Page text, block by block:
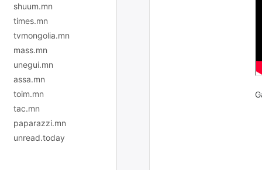
shuum.mn
times.mn
tvmongolia.mn
mass.mn
unegui.mn
assa.mn
toim.mn
tac.mn
paparazzi.mn
unread.today